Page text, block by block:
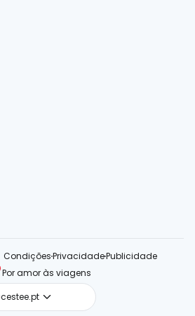
CondiçõesPrivacidadePublicidade
Por amor às viagens
cestee.pt
cestee.com
cestee.sk